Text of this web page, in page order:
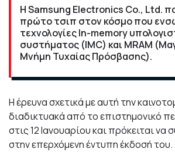
Η Samsung Electronics Co., Ltd.
πρώτο τσιπ στον κόσμο που
τεχνολογίες In-memory
συστήματος (IMC) και MRAM
Μνήμη Τυχαίας Πρόσβασης).
Η έρευνα σχετικά με αυτή την
διαδικτυακά από το επιστημονικό
στις 12 Ιανουαρίου και πρόκειται να
στην επερχόμενη έντυπη έκδοσή του.